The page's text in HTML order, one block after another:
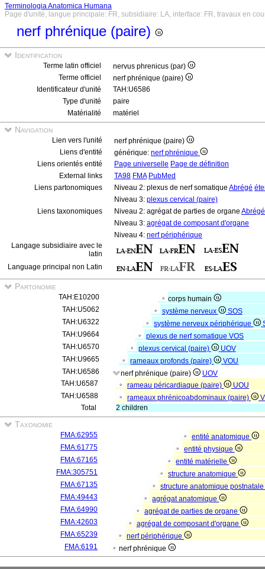
Terminologia Anatomica Humana
Page d'unité, langue principale: FR, subsidiaire: LA, interface: FR, travaux en
nerf phrénique (paire)
Identification
Terme latin officiel
nervus phrenicus (par)
Terme officiel
nerf phrénique (paire)
Identificateur d'unité
TAH:U6586
Type d'unité
paire
Matérialité
matériel
Navigation
Lien vers l'unité
nerf phrénique (paire)
Liens d'entité
générique: nerf phrénique
Liens orientés entité
Page universelle Page de définition
External links
TA98 FMA PubMed
Liens partonomiques
Niveau 2: plexus de nerf somatique Abrégé
Niveau 3: plexus cervical (paire)
Liens taxonomiques
Niveau 2: agrégat de parties de organe Abrégé
Niveau 3: agrégat de composant d'organe
Niveau 4: nerf périphérique
Langage subsidiaire avec le
latin
Language principal non Latin
Partonomie
TAH:E10200
corps humain
TAH:U5062
système nerveux
SOS
TAH:U6322
système nerveux périphérique
TAH:U9664
plexus de nerf somatique VOS
TAH:U6570
plexus cervical (paire)
UOV
TAH:U9665
rameaux profonds (paire)
VOU
TAH:U6586
nerf phrénique (paire)
UOV
TAH:U6587
rameau péricardiaque (paire)
UOU
TAH:U6588
rameaux phrénicoabdominaux (paire)
Total
2 children
Taxonomie
FMA:62955
entité anatomique
FMA:61775
entité physique
FMA:67165
entité matérielle
FMA:305751
structure anatomique
FMA:67135
structure anatomique postnatale
FMA:49443
agrégat anatomique
FMA:64990
agrégat de parties de organe
FMA:42603
agrégat de composant d'organe
FMA:65239
nerf périphérique
FMA:6191
nerf phrénique